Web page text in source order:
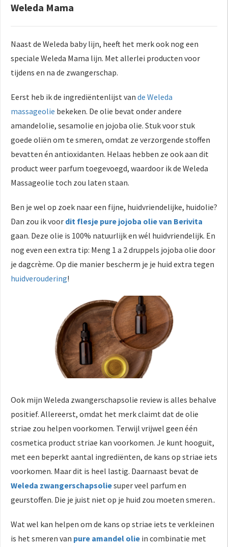
Weleda Mama
Naast de Weleda baby lijn, heeft het merk ook nog een
speciale Weleda Mama lijn. Met allerlei producten voor
tijdens en na de zwangerschap.
Eerst heb ik de ingrediëntenlijst van de Weleda
massageolie bekeken. De olie bevat onder andere
amandelolie, sesamolie en jojoba olie. Stuk voor stuk
goede oliën om te smeren, omdat ze verzorgende stoffen
bevatten én antioxidanten. Helaas hebben ze ook aan dit
product weer parfum toegevoegd, waardoor ik de Weleda
Massageolie toch zou laten staan.
Ben je wel op zoek naar een fijne, huidvriendelijke, huidolie?
Dan zou ik voor dit flesje pure jojoba olie van Berivita
gaan. Deze olie is 100% natuurlijk en wél huidvriendelijk. En
nog even een extra tip: Meng 1 a 2 druppels jojoba olie door
je dagcrème. Op die manier bescherm je je huid extra tegen
huidveroudering!
Ook mijn Weleda zwangerschapsolie review is alles behalve
positief. Allereerst, omdat het merk claimt dat de olie
striae zou helpen voorkomen. Terwijl vrijwel geen één
cosmetica product striae kan voorkomen. Je kunt hooguit,
met een beperkt aantal ingrediënten, de kans op striae iets
voorkomen. Maar dit is heel lastig. Daarnaast bevat de
Weleda zwangerschapsoliesuper veel parfum en
geurstoffen. Die je juist niet op je huid zou moeten smeren..
Wat wel kan helpen om de kans op striae iets te verkleinen
is het smeren van pure amandel olie in combinatie met